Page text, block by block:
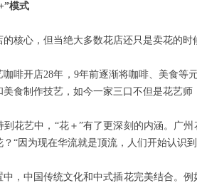
模式
的核心，但当绝大多数花店还只是卖花的
咖啡开店28年，9年前逐渐将咖啡、美食
食制作技艺，如今一家三口不但是花艺师
到花艺中，“花＋”有了更深刻的内涵。广
“因为现在华流就是顶流，人们开始认识
中，中国传统文化和中式插花完美结合。